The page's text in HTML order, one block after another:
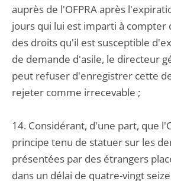
auprès de l'OFPRA après
jours qui lui est imparti à compter
des droits qu'il est susceptible
de demande d'asile, le directeur
peut refuser d'enregistrer cette
rejeter comme irrecevable ;
14. Considérant, d'une part, que
principe tenu de statuer sur les
présentées par des étrangers
dans un délai de quatre-vingt